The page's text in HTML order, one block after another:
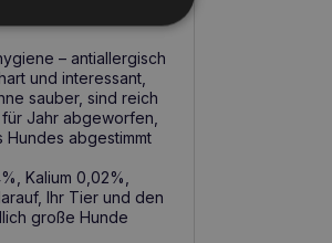
– antiallergisch
und interessant,
sauber, sind reich
Jahr abgeworfen,
abgestimmt
Kalium 0,02%,
Ihr Tier und den
große Hunde